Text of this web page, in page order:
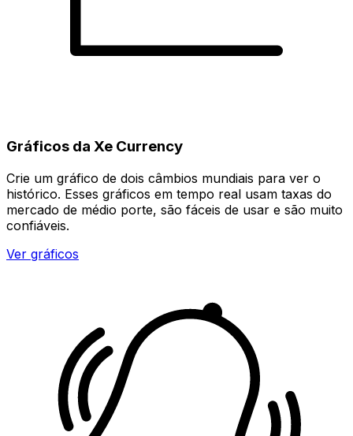
Gráficos da Xe Currency
Crie um gráfico de dois câmbios mundiais para ver o
histórico. Esses gráficos em tempo real usam taxas do
mercado de médio porte, são fáceis de usar e são muito
confiáveis.
Ver gráficos